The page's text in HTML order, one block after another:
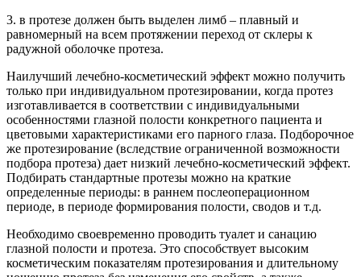
3. в протезе должен быть выделен лимб – плавный и
равномерный на всем протяжении переход от склеры к
радужной оболочке протеза.
Наилучший лечебно-косметический эффект можно получить
только при индивидуальном протезировании, когда протез
изготавливается в соответствии с индивидуальными
особенностями глазной полости конкретного пациента и
цветовыми характеристиками его парного глаза. Подборочное
же протезирование (вследствие ограниченной возможности
подбора протеза) дает низкий лечебно-косметический эффект.
Подбирать стандартные протезы можно на краткие
определенные периоды: в раннем послеоперационном
периоде, в периоде формирования полости, сводов и т.д.
Необходимо своевременно проводить туалет и санацию
глазной полости и протеза. Это способствует высоким
косметическим показателям протезирования и длительному